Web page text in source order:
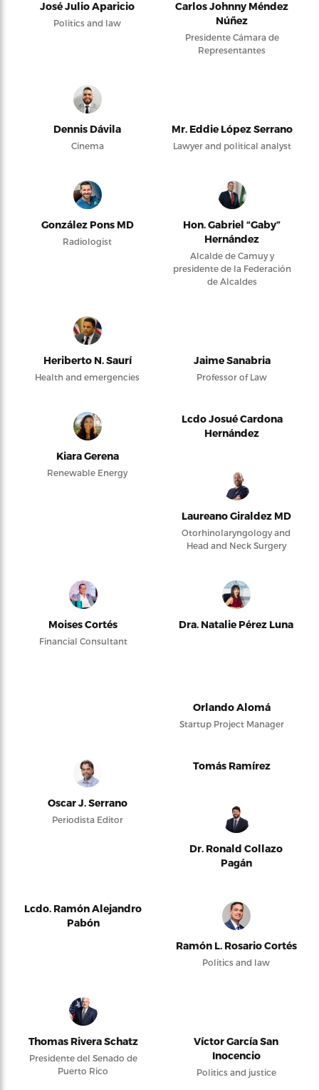
José Julio Aparicio
Politics and law
Carlos Johnny Méndez
Núñez
Presidente Cámara de
Representantes
Dennis Dávila
Cinema
Mr. Eddie López Serrano
Lawyer and political analyst
González Pons MD
Radiologist
Hon. Gabriel “Gaby”
Hernández
Alcalde de Camuy y
presidente de la Federación
de Alcaldes
Heriberto N. Saurí
Health and emergencies
Jaime Sanabria
Professor of Law
Kiara Gerena
Renewable Energy
Lcdo Josué Cardona
Hernández
Laureano Giraldez MD
Otorhinolaryngology and
Head and Neck Surgery
Moises Cortés
Financial Consultant
Dra. Natalie Pérez Luna
Orlando Alomá
Startup Project Manager
Oscar J. Serrano
Periodista Editor
Tomás Ramírez
Dr. Ronald Collazo
Pagán
Lcdo. Ramón Alejandro
Pabón
Ramón L. Rosario Cortés
Politics and law
Thomas Rivera Schatz
Presidente del Senado de
Puerto Rico
Víctor García San
Inocencio
Politics and justice